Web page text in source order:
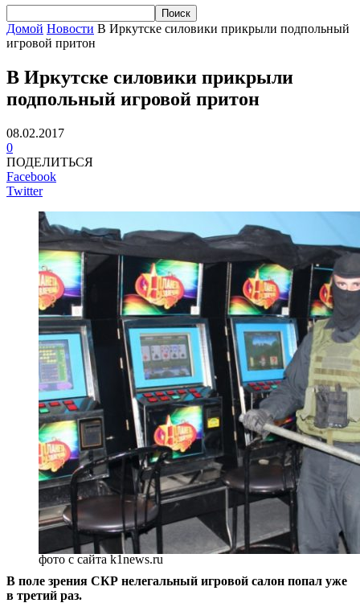
Домой Новости В Иркутске силовики прикрыли подпольный
игровой притон
В Иркутске силовики прикрыли
подпольный игровой притон
08.02.2017
0
ПОДЕЛИТЬСЯ
Facebook
Twitter
фото с сайта k1news.ru
В поле зрения СКР нелегальный игровой салон попал уже
в третий раз.